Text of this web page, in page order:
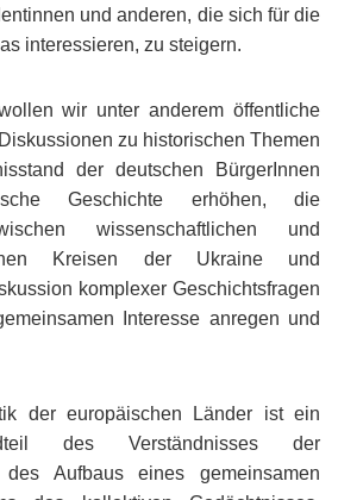
und anderen, die sich für die
interessieren, zu steigern.
wir unter anderem öffentliche
zu historischen Themen
der deutschen BürgerInnen
Geschichte erhöhen, die
wissenschaftlichen und
Kreisen der Ukraine und
komplexer Geschichtsfragen
Interesse anregen und
der europäischen Länder ist ein
des Verständnisses der
Aufbaus eines gemeinsamen